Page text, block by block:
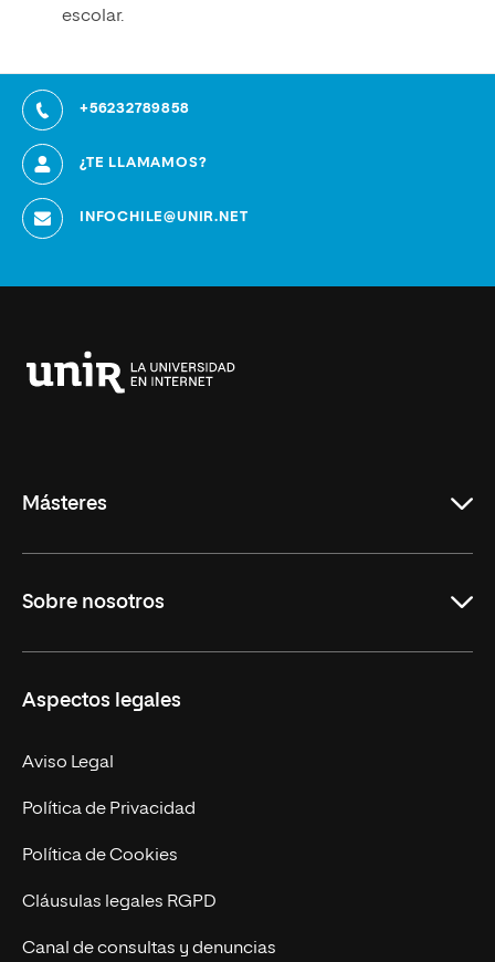
escolar.
+56232789858
¿TE LLAMAMOS?
INFOCHILE@UNIR.NET
Másteres
Derecho
Empresa
MBA
Marketing y Comunicación
Ingeniería
Diseño
Ciencias de la Salud
Sobre nosotros
Nuestro Equipo
Contacto
Aspectos legales
Aviso Legal
Política de Privacidad
Política de Cookies
Cláusulas legales RGPD
Canal de consultas y denuncias